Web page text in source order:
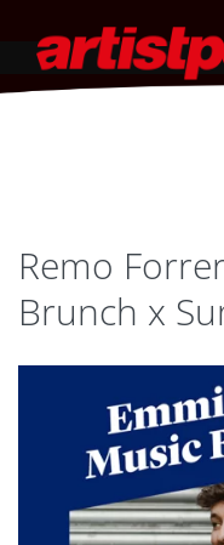
Remo
Brunch x